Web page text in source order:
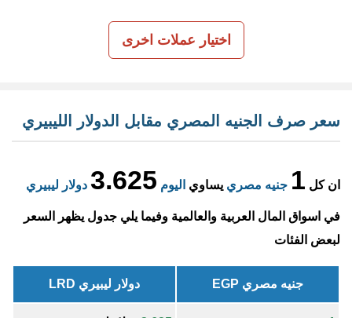
اختيار عملات اخرى
سعر صرف الجنيه المصري مقابل الدولار الليبيري
ان كل 1 جنيه مصري يساوي اليوم 3.625 دولار ليبيري
في اسواق المال العربية والعالمية وفيما يلي جدول يظهر السعر
لبعض الفئات
جنيه مصري EGP دولار ليبيري LRD